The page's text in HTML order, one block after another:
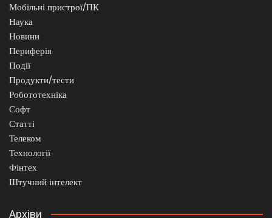
Мобільні пристрої/ПК
Наука
Новини
Периферія
Події
Продукти/тести
Робототехніка
Софт
Статті
Телеком
Технології
Фінтех
Штучний інтелект
Архіви